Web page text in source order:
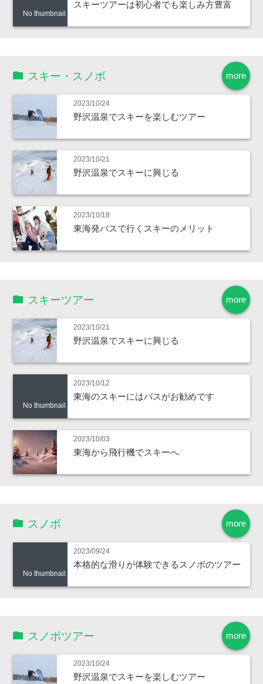
No thumbnail
スキーツアーは初心者でも楽しみ方豊富
more
スキー・スノボ
2023/10/24
野沢温泉でスキーを楽しむツアー
2023/10/21
野沢温泉でスキーに興じる
2023/10/18
東海発バスで行くスキーのメリット
more
スキーツアー
2023/10/21
野沢温泉でスキーに興じる
No thumbnail
2023/10/12
東海のスキーにはバスがお勧めです
2023/10/03
東海から飛行機でスキーへ
more
スノボ
No thumbnail
2023/09/24
本格的な滑りが体験できるスノボのツアー
more
スノボツアー
2023/10/24
野沢温泉でスキーを楽しむツアー